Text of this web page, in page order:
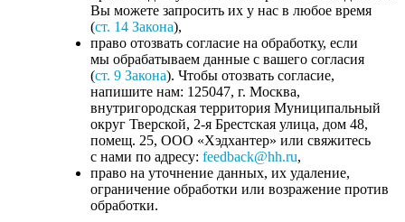
Вы можете запросить их у нас в любое время
(ст. 14 Закона),
право отозвать согласие на обработку, если
мы обрабатываем данные с вашего согласия
(ст. 9 Закона). Чтобы отозвать согласие,
напишите нам: 125047, г. Москва,
внутригородская территория Муниципальный
округ Тверской, 2-я Брестская улица, дом 48,
помещ. 25, ООО «Хэдхантер» или свяжитесь
с нами по адресу: feedback@hh.ru,
право на уточнение данных, их удаление,
ограничение обработки или возражение против
обработки.